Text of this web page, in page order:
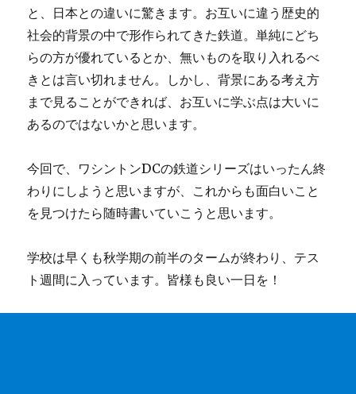
と、日本との違いに驚きます。お互いに違う歴史的
社会的背景の中で形作られてきた鉄道。単純にどち
らの方が優れているとか、無いものを取り入れるべ
きとは言い切れません。しかし、背景にある考え方
まで見ることができれば、お互いに学ぶ点は大いに
あるのではないかと思います。
今回で、ワシントンDCの鉄道シリーズはいったん終
わりにしようと思いますが、これからも面白いこと
を見つけたら随時書いていこうと思います。
学校は早くも秋学期の前半のタームが終わり、テス
ト週間に入っています。皆様も良い一日を！